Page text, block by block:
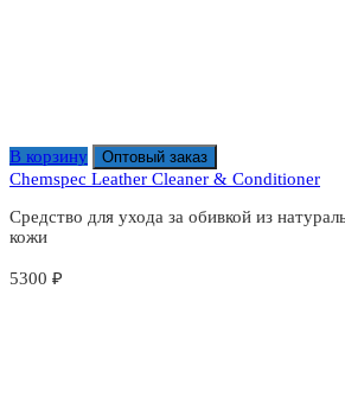
В корзину Оптовый заказ
Chemspec Leather Cleaner & Conditioner
Средство для ухода за обивкой из
кожи
5300 ₽